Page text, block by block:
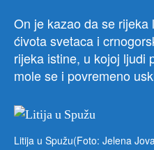
On je kazao da se
ćivota svetaca i
rijeka istine, u kojoj ljudi
mole se i povremeno
Litija u Spužu(Foto: Jelena